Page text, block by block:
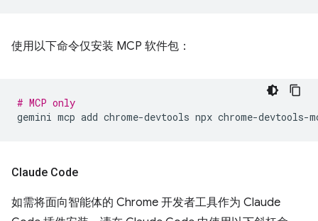
使用以下命令仅安装 MCP 软件包：
# MCP only
gemini mcp add chrome-devtools npx
Claude Code
如需将面向智能体的 Chrome 开发者工具作为 Claude